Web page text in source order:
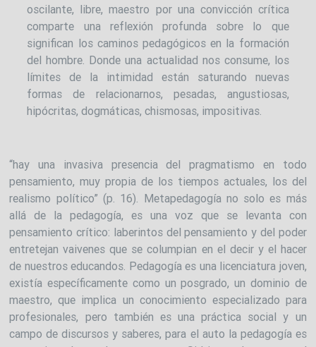
oscilante, libre, maestro por una convicción crítica
comparte una reflexión profunda sobre lo que
significan los caminos pedagógicos en la formación
del hombre. Donde una actualidad nos consume, los
límites de la intimidad están saturando nuevas
formas de relacionarnos, pesadas, angustiosas,
hipócritas, dogmáticas, chismosas, impositivas.
“hay una invasiva presencia del pragmatismo en todo
pensamiento, muy propia de los tiempos actuales, los del
realismo político” (p. 16). Metapedagogía no solo es más
allá de la pedagogía, es una voz que se levanta con
pensamiento crítico: laberintos del pensamiento y del poder
entretejan vaivenes que se columpian en el decir y el hacer
de nuestros educandos. Pedagogía es una licenciatura joven,
existía específicamente como un posgrado, un dominio de
maestro, que implica un conocimiento especializado para
profesionales, pero también es una práctica social y un
campo de discursos y saberes, para el auto la pedagogía es